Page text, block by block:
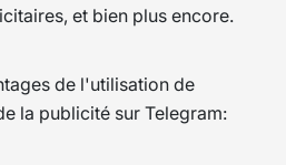
et bien plus encore.
de l'utilisation de
la publicité sur Telegram: